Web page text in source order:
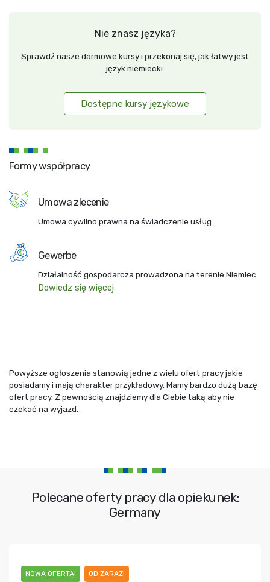
Nie znasz języka?
Sprawdź nasze darmowe kursy i przekonaj się, jak łatwy jest
język niemiecki.
Dostępne kursy językowe
Formy współpracy
Umowa zlecenie
Umowa cywilno prawna na świadczenie usług.
Gewerbe
Działalność gospodarcza prowadzona na terenie Niemiec.
Dowiedz się więcej
Powyższe ogłoszenia stanowią jedne z wielu ofert pracy jakie
posiadamy i mają charakter przykładowy. Mamy bardzo dużą bazę
ofert pracy. Z pewnością znajdziemy dla Ciebie taką aby nie
czekać na wyjazd.
Polecane oferty pracy dla opiekunek:
Germany
NOWA OFERTA! OD ZARAZ!